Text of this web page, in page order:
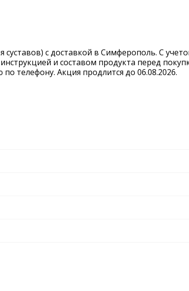
с доставкой в Симферополь. С
и составом продукта перед
телефону. Акция продлится до 06.08.2026.